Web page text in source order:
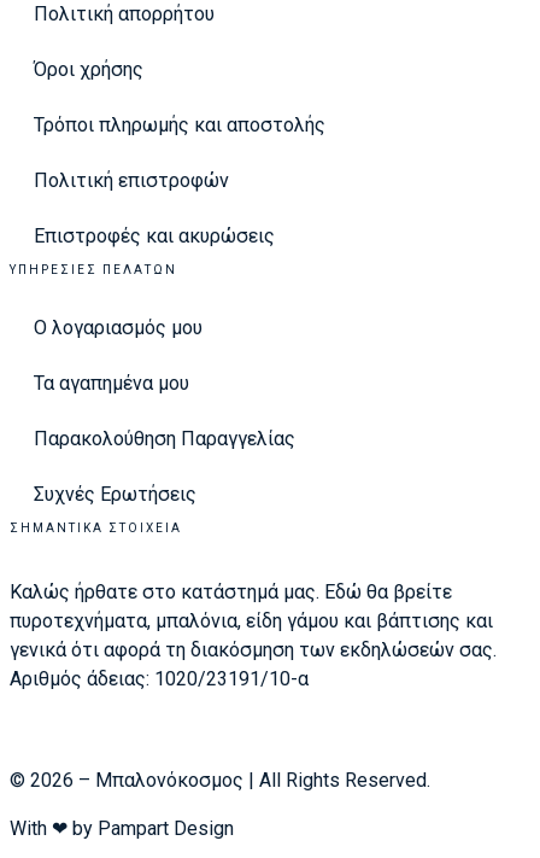
Πολιτική απορρήτου
Όροι χρήσης
Τρόποι πληρωμής και αποστολής
Πολιτική επιστροφών
Επιστροφές και ακυρώσεις
ΥΠΗΡΕΣΊΕΣ ΠΕΛΑΤΏΝ
Ο λογαριασμός μου
Τα αγαπημένα μου
Παρακολούθηση Παραγγελίας
Συχνές Ερωτήσεις
ΣΗΜΑΝΤΙΚΆ ΣΤΟΙΧΕΊΑ
Καλώς ήρθατε στο κατάστημά μας. Εδώ θα βρείτε
πυροτεχνήματα, μπαλόνια, είδη γάμου και βάπτισης και
γενικά ότι αφορά τη διακόσμηση των εκδηλώσεών σας.
Αριθμός άδειας: 1020/23191/10-α
© 2026 – Μπαλονόκοσμος | All Rights Reserved.
With ❤ by Pampart Design